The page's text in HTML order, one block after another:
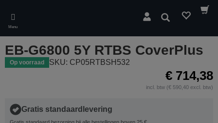
main
content
Menu
Zoeken
EB-G6800 5Y RTBS CoverPlus
Op voorraad SKU: CP05RTBSH532
€ 714,38
incl. btw (€ 590,40 excl. btw)
Gratis standaardlevering